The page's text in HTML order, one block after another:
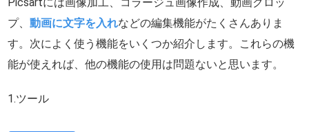
プ、動画に文字を入れなどの編集機能がたくさんありま
す。次によく使う機能をいくつか紹介します。これらの機
能が使えれば、他の機能の使用は問題ないと思います。
1.ツール